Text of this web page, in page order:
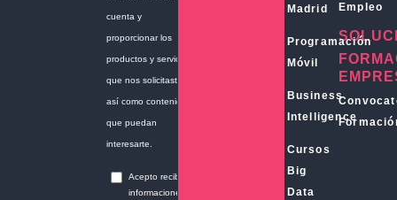
Madrid
Programación
Móvil
Business
Intelligence
Cursos
Big
Data
Empleo